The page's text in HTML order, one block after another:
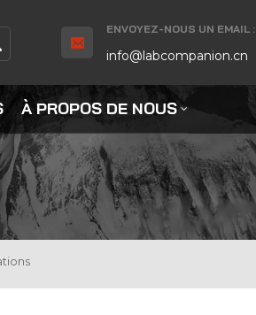
ENVOYEZ-NOUS UN EMAIL :
info@labcompanion.cn
À PROPOS DE NOUS